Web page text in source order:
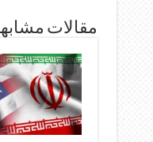
مقالات